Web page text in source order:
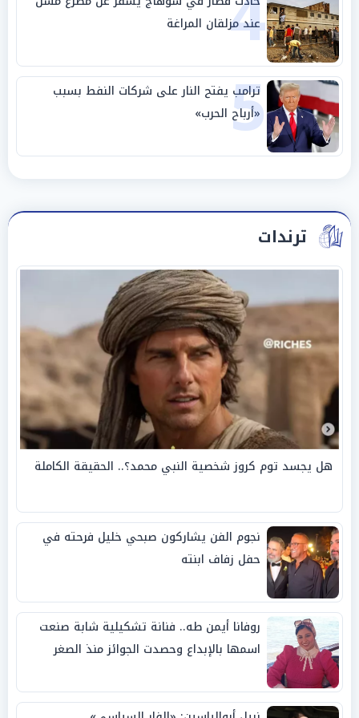
عند مزلقان المراغة
5
ترامب يفتح النار على شركات النفط بسبب
«أرباح الحرب»
ترندات
هل يجسد توم كروز شخصية النبي محمد؟.. الحقيقة الكاملة
نجوم الفن يشاركون صبحي خليل فرحته في
حفل زفاف ابنته
روفانا أيمن طه.. فنانة تشكيلية شابة صنعت
اسمها بالإبداع وحصدت الجوائز منذ الصغر